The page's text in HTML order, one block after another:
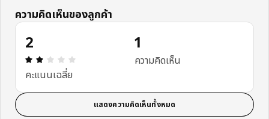
ความคิดเห็นของลูกค้า
2
ความคิดเห็น: 2 จาก 5 ดาว รีวิวทั้งหมด: 1
คะแนนเฉลี่ย
1
ความคิดเห็น
แสดงความคิดเห็นทั้งหมด